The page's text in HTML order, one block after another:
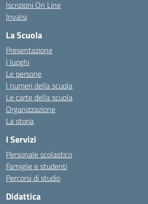
Iscrizioni On Line
Invalsi
La Scuola
Presentazione
I luoghi
Le persone
I numeri della scuola
Le carte della scuola
Organizzazione
La storia
I Servizi
Personale scolastico
Famiglie e studenti
Percorsi di studio
Didattica